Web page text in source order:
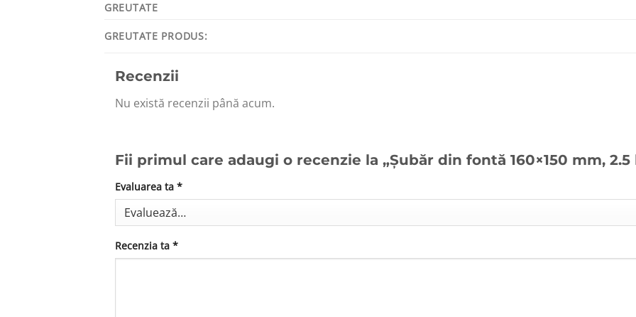
GREUTATE
GREUTATE PRODUS:
Recenzii
Nu există recenzii până acum.
Fii primul care adaugi o recenzie la „Șubăr din fontă 160×150 mm, 2.5
Evaluarea ta *
Recenzia ta *